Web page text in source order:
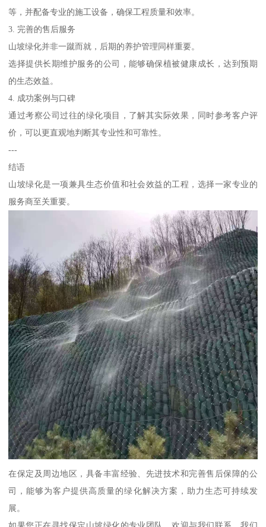
等，并配备专业的施工设备，确保工程质量和效率。
3. 完善的售后服务
山坡绿化并非一蹴而就，后期的养护管理同样重要。
选择提供长期维护服务的公司，能够确保植被健康成长，达到预期
的生态效益。
4. 成功案例与口碑
通过考察公司过往的绿化项目，了解其实际效果，同时参考客户评
价，可以更直观地判断其专业性和可靠性。
---
结语
山坡绿化是一项兼具生态价值和社会效益的工程，选择一家专业的
服务商至关重要。
在保定及周边地区，具备丰富经验、先进技术和完善售后保障的公
司，能够为客户提供高质量的绿化解决方案，助力生态可持续发
展。